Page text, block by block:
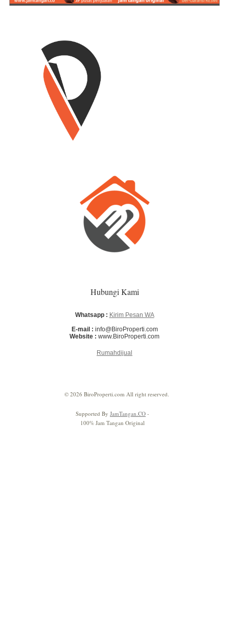
Hubungi Kami
Whatsapp : Kirim Pesan WA
E-mail : info@BiroProperti.com
Website : www.BiroProperti.com
Rumahdijual
© 2026 BiroProperti.com All right reserved.
Supported By JamTangan.CO -
100% Jam Tangan Original